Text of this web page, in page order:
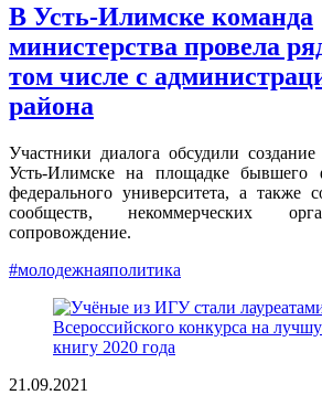
В Усть-Илимске команда
министерства провела
том числе с
района
Участники диалога обсудили
Усть-Илимске на площадке бывшего
федерального университета, а также
сообществ, некоммерческих
сопровождение.
#молодежнаяполитика
21.09.2021